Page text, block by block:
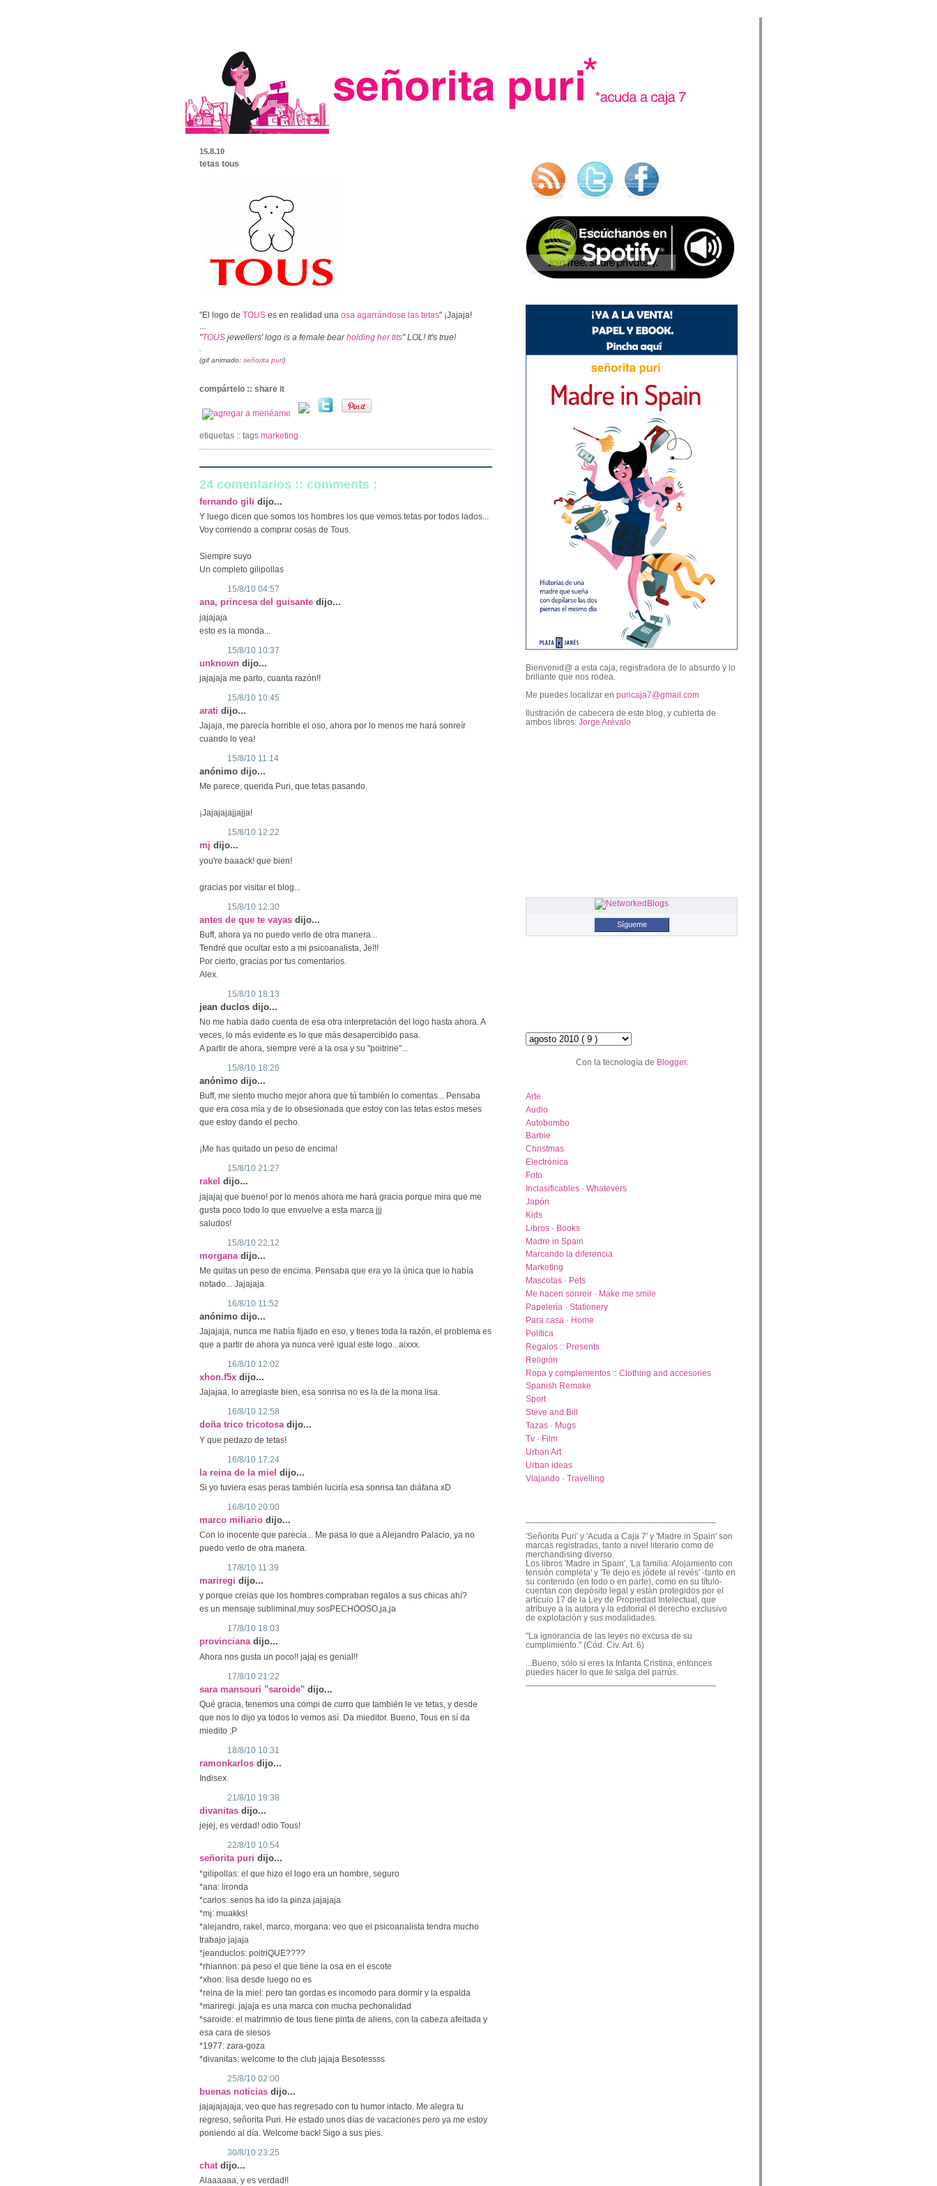
15.8.10
tetas tous
"El logo de TOUS es en realidad una osa agarrándose las tetas" ¡Jajaja!
...
"TOUS jewellers' logo is a female bearholding her tits" LOL! It's true!
.
(gif animado: señorita puri)
compártelo :: share it
etiquetas :: tags marketing
24 comentarios :: comments :
fernando gili dijo...
Y luego dicen que somos los hombres los que vemos tetas por todos lados...
Voy corriendo a comprar cosas de Tous.
Siempre suyo
Un completo gilipollas
15/8/10 04:57
ana, princesa del guisante dijo...
jajajaja
esto es la monda...
15/8/10 10:37
unknown dijo...
jajajaja me parto, cuanta razón!!
15/8/10 10:45
arati dijo...
Jajaja, me parecía horrible el oso, ahora por lo menos me hará sonreír
cuando lo vea!
15/8/10 11:14
anónimo dijo...
Me parece, querida Puri, que tetas pasando.
¡Jajajajajjajja!
15/8/10 12:22
mj dijo...
you're baaack! que bien!
gracias por visitar el blog...
15/8/10 12:30
antes de que te vayas dijo...
Buff, ahora ya no puedo verlo de otra manera...
Tendré que ocultar esto a mi psicoanalista, Je!!!
Por cierto, gracias por tus comentarios.
Alex.
15/8/10 18:13
jean duclos dijo...
No me había dado cuenta de esa otra interpretación del logo hasta ahora. A
veces, lo más evidente es lo que más desapercibido pasa.
A partir de ahora, siempre veré a la osa y su "poitrine"...
15/8/10 18:26
anónimo dijo...
Buff, me siento mucho mejor ahora que tú también lo comentas... Pensaba
que era cosa mía y de lo obsesionada que estoy con las tetas estos meses
que estoy dando el pecho.
¡Me has quitado un peso de encima!
15/8/10 21:27
rakel dijo...
jajajaj que bueno! por lo menos ahora me hará gracia porque mira que me
gusta poco todo lo que envuelve a esta marca jjj
saludos!
15/8/10 22:12
morgana dijo...
Me quitas un peso de encima. Pensaba que era yo la única que lo había
notado... Jajajaja.
16/8/10 11:52
anónimo dijo...
Jajajaja, nunca me había fijado en eso, y tienes toda la razón, el problema es
que a partir de ahora ya nunca veré igual este logo...aixxx.
16/8/10 12:02
xhon.f5x dijo...
Jajajaa, lo arreglaste bien, esa sonrisa no es la de la mona lisa.
16/8/10 12:58
doña trico tricotosa dijo...
Y que pedazo de tetas!
16/8/10 17:24
la reina de la miel dijo...
Si yo tuviera esas peras también luciría esa sonrisa tan diáfana xD
16/8/10 20:00
marco miliario dijo...
Con lo inocente que parecía... Me pasa lo que a Alejandro Palacio, ya no
puedo verlo de otra manera.
17/8/10 11:39
mariregi dijo...
y porque creias que los hombres compraban regalos a sus chicas ahí?
es un mensaje subliminal,muy sosPECHOOSO,ja,ja
17/8/10 18:03
provinciana dijo...
Ahora nos gusta un poco!! jajaj es genial!!
17/8/10 21:22
sara mansouri "saroide" dijo...
Qué gracia, tenemos una compi de curro que también le ve tetas, y desde
que nos lo dijo ya todos lo vemos así. Da mieditor. Bueno, Tous en sí da
miedito ;P
18/8/10 10:31
ramonkarlos dijo...
Indisex.
21/8/10 19:38
divanitas dijo...
jejej, es verdad! odio Tous!
22/8/10 10:54
señorita puri dijo...
*gilipollas: el que hizo el logo era un hombre, seguro
*ana: lironda
*carlos: senos ha ido la pinza jajajaja
*mj: muakks!
*alejandro, rakel, marco, morgana: veo que el psicoanalista tendra mucho
trabajo jajaja
*jeanduclos: poitriQUE????
*rhiannon: pa peso el que tiene la osa en el escote
*xhon: lisa desde luego no es
*reina de la miel: pero tan gordas es incomodo para dormir y la espalda
*mariregi: jajaja es una marca con mucha pechonalidad
*saroide: el matrimnio de tous tiene pinta de aliens, con la cabeza afeitada y
esa cara de siesos
*1977: zara-goza
*divanitas: welcome to the club jajaja Besotessss
25/8/10 02:00
buenas noticias dijo...
jajajajajaja, veo que has regresado con tu humor intacto. Me alegra tu
regreso, señorita Puri. He estado unos días de vacaciones pero ya me estoy
poniendo al día. Welcome back! Sigo a sus pies.
30/8/10 23:25
chat dijo...
Alaaaaaa, y es verdad!!
Bienvenid@ a esta caja, registradora de lo absurdo y lo
brillante que nos rodea.
Me puedes localizar en puricaja7@gmail.com
Ilustración de cabecera de este blog, y cubierta de
ambos libros: Jorge Arévalo
Sígueme
Con la tecnología de Blogger.
Arte
Audio
Autobombo
Barbie
Christmas
Electrónica
Foto
Inclasificables · Whatevers
Japón
Kids
Libros · Books
Madre in Spain
Marcando la diferencia
Marketing
Mascotas · Pets
Me hacen sonreir · Make me smile
Papelería · Stationery
Para casa · Home
Política
Regalos :: Presents
Religión
Ropa y complementos :: Clothing and accesories
Spanish Remake
Sport
Steve and Bill
Tazas · Mugs
Tv · Film
Urban Art
Urban ideas
Viajando · Travelling
'Señorita Puri' y 'Acuda a Caja 7' y 'Madre in Spain' son
marcas registradas, tanto a nivel literario como de
merchandising diverso.
Los libros 'Madre in Spain', 'La familia: Alojamiento con
tensión completa' y 'Te dejo es jódete al revés' -tanto en
su contenido (en todo o en parte), como en su título-
cuentan con depósito legal y están protegidos por el
artículo 17 de la Ley de Propiedad Intelectual, que
atribuye a la autora y la editorial el derecho exclusivo
de explotación y sus modalidades.
"La ignorancia de las leyes no excusa de su
cumplimiento." (Cód. Civ. Art. 6)
...Bueno, sólo si eres la Infanta Cristina, entonces
puedes hacer lo que te salga del parrús.